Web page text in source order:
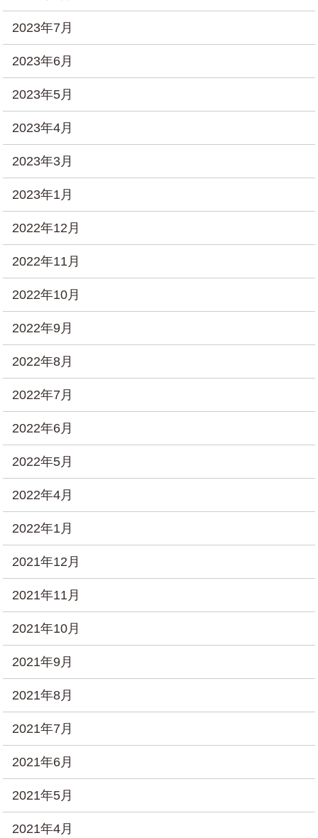
2023年7月
2023年6月
2023年5月
2023年4月
2023年3月
2023年1月
2022年12月
2022年11月
2022年10月
2022年9月
2022年8月
2022年7月
2022年6月
2022年5月
2022年4月
2022年1月
2021年12月
2021年11月
2021年10月
2021年9月
2021年8月
2021年7月
2021年6月
2021年5月
2021年4月